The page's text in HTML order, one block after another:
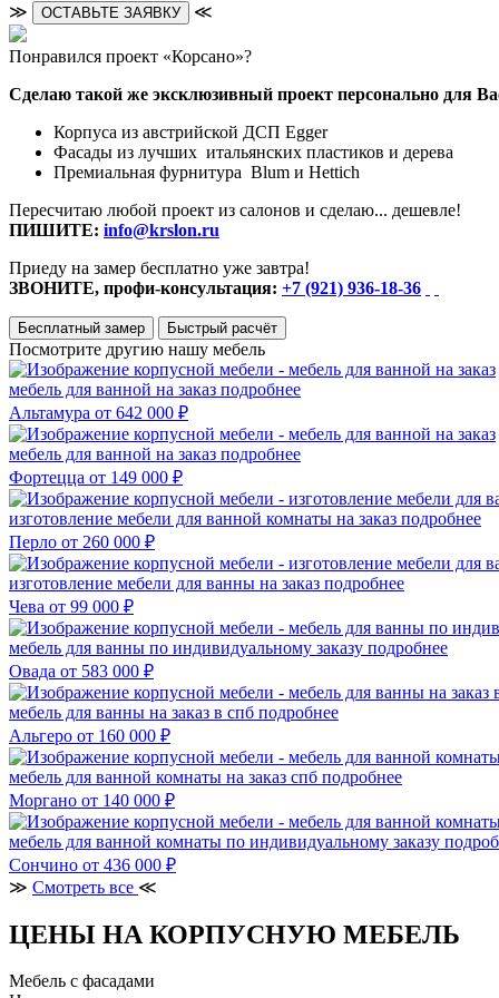
≫ ОСТАВЬТЕ ЗАЯВКУ ≪
Понравился проект «Корсано»?
Сделаю такой же эксклюзивный проект персонально для
Корпуса из австрийской ДСП Egger
Фасады из лучших итальянских пластиков и дерева
Премиальная фурнитура Blum и Hettich
Пересчитаю любой проект из салонов и сделаю... дешевле!
ПИШИТЕ: info@krslon.ru
Приеду на замер бесплатно уже завтра!
ЗВОНИТЕ, профи-консультация: +7 (921) 936-18-36
Бесплатный замер Быстрый расчёт
Посмотрите другию нашу мебель
мебель для ванной на заказ подробнее
Альтамура от 642 000 ₽
мебель для ванной на заказ подробнее
Фортецца от 149 000 ₽
изготовление мебели для ванной комнаты на заказ подробнее
Перло от 260 000 ₽
изготовление мебели для ванны на заказ подробнее
Чева от 99 000 ₽
мебель для ванны по индивидуальному заказу подробнее
Овада от 583 000 ₽
мебель для ванны на заказ в спб подробнее
Альгеро от 160 000 ₽
мебель для ванной комнаты на заказ спб подробнее
Моргано от 140 000 ₽
мебель для ванной комнаты по индивидуальному заказу
Сончино от 436 000 ₽
≫ Смотреть все ≪
ЦЕНЫ НА КОРПУСНУЮ МЕБЕЛЬ
Мебель с фасадами